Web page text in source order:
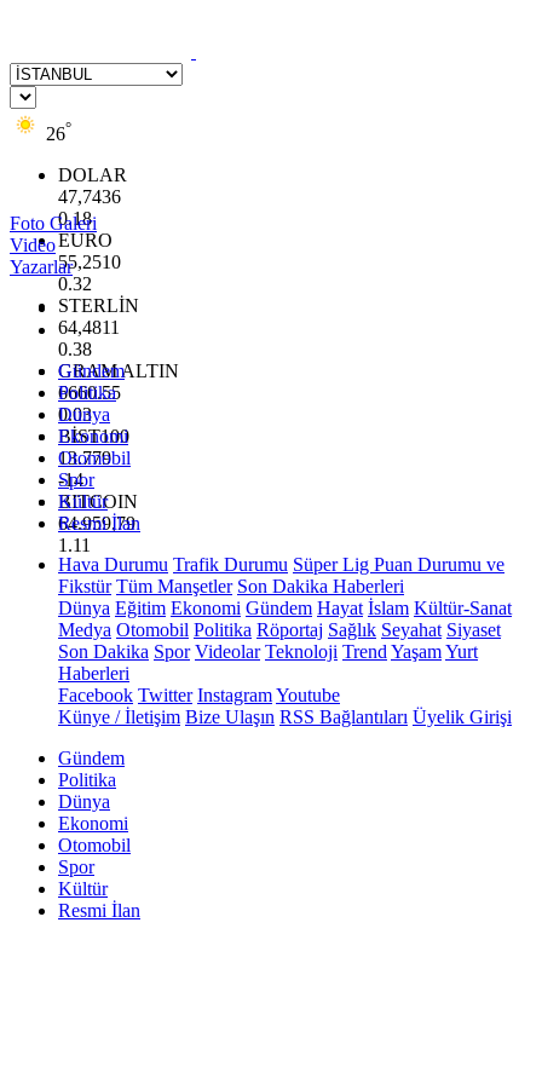
26°
DOLAR
47,7436
0.18
EURO
55,2510
0.32
STERLİN
64,4811
0.38
GRAM ALTIN
6660.55
0.03
BİST100
13.779
-14
BITCOIN
64.959,79
1.11
Foto Galeri
Video
Yazarlar
Gündem
Politika
Dünya
Ekonomi
Otomobil
Spor
Kültür
Resmi İlan
Hava Durumu Trafik Durumu Süper Lig Puan Durumu ve
Fikstür Tüm Manşetler Son Dakika Haberleri
Dünya Eğitim Ekonomi Gündem Hayat İslam Kültür-Sanat
Medya Otomobil Politika Röportaj Sağlık Seyahat Siyaset
Son Dakika Spor Videolar Teknoloji Trend YaşamYurt
Haberleri
Facebook Twitter InstagramYoutube
Künye / İletişim Bize Ulaşın RSS Bağlantıları Üyelik Girişi
Gündem
Politika
Dünya
Ekonomi
Otomobil
Spor
Kültür
Resmi İlan